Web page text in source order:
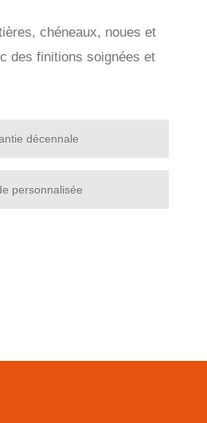
chéneaux, noues et
des finitions soignées et
décennale
personnalisée